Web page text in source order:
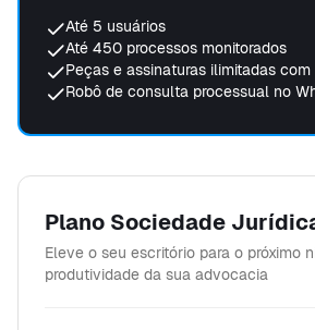
Até 5 usuários
Até 450 processos monitorados
Peças e assinaturas ilimitadas com
Robô de consulta processual no
Plano Sociedade
Eleve o seu escritório para o próximo
produtividade da sua advocacia